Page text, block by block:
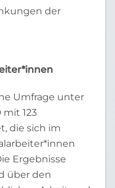
der
Umfrage unter
123
die sich im
Ergebnisse
über den